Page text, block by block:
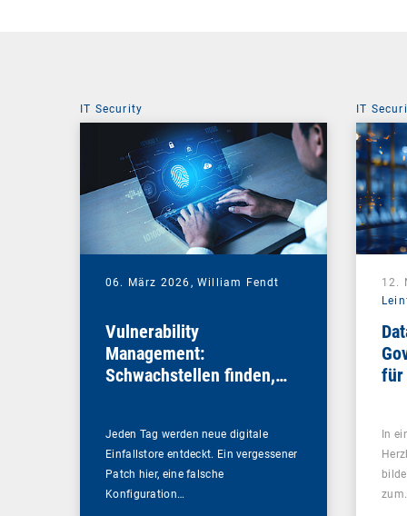
IT Security
06. März 2026, William Fendt
Vulnerability
Management:
Schwachstellen finden,
Jeden Tag werden neue digitale
Einfallstore entdeckt. Ein vergessener
Patch hier, eine falsche
Konfiguration…
IT
12.
für
In